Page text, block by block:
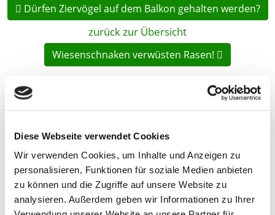
Diese Webseite verwendet Cookies
Wir verwenden Cookies, um Inhalte und Anzeigen zu
personalisieren, Funktionen für soziale Medien anbieten
zu können und die Zugriffe auf unsere Website zu
analysieren. Außerdem geben wir Informationen zu Ihrer
Dürfen Ziervögel auf dem Balkon gehalten werden?
zurück zur Übersicht
Wiesenschnaken verwüsten Rasen!